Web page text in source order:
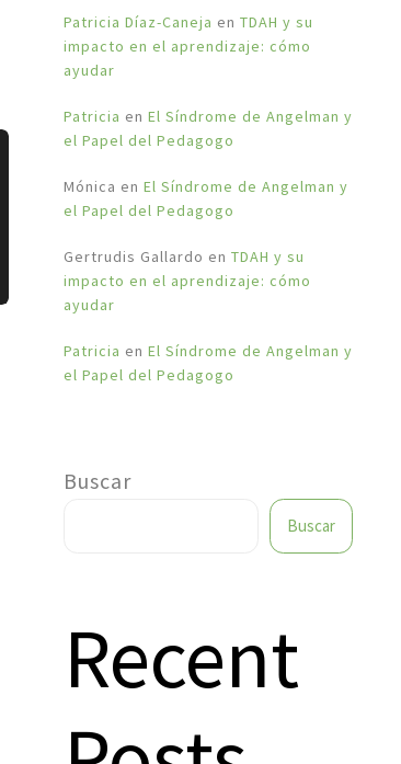
Patricia Díaz-Caneja enTDAH y su
impacto en el aprendizaje: cómo
ayudar
Patricia enEl Síndrome de Angelman y
el Papel del Pedagogo
Mónica enEl Síndrome de Angelman y
el Papel del Pedagogo
Gertrudis Gallardo enTDAH y su
impacto en el aprendizaje: cómo
ayudar
Patricia enEl Síndrome de Angelman y
el Papel del Pedagogo
Buscar
Buscar
Recent